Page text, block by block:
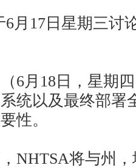
6月17日星期三讨
6月18日，星期
统以及最终部署
性。
NHTSA将与州